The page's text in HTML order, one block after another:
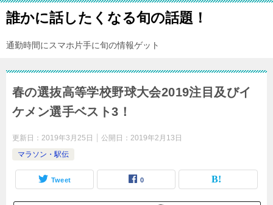
誰かに話したくなる旬の話題！
通勤時間にスマホ片手に旬の情報ゲット
春の選抜高等学校野球大会2019注目及びイ
ケメン選手ベスト3！
更新日： 2019年3月25日 公開日： 2019年2月13日
マラソン・駅伝
Tweet 0